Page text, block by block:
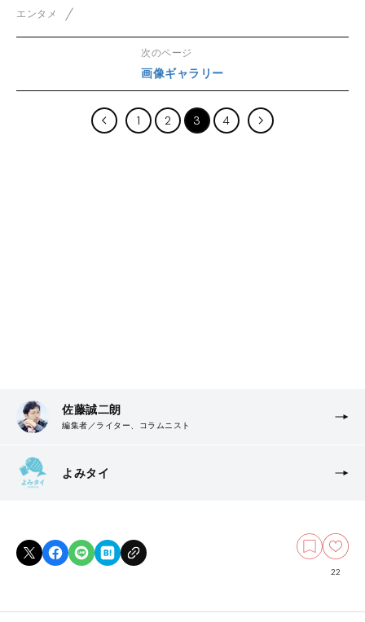
エンタメ
次のページ
画像ギャラリー
1 2 3 4
佐藤誠二朗
編集者／ライター、コラムニスト
よみタイ
22